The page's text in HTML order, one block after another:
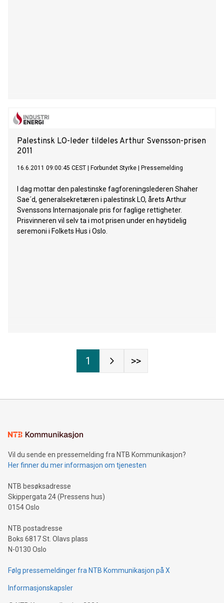
Palestinsk LO-leder tildeles Arthur Svensson-prisen
2011
16.6.2011 09:00:45 CEST Forbundet Styrke Pressemelding
I dag mottar den palestinske fagforeningslederen Shaher
Sae´d, generalsekretæren i palestinsk LO, årets Arthur
Svenssons Internasjonale pris for faglige rettigheter.
Prisvinneren vil selv ta i mot prisen under en høytidelig
seremoni i Folkets Hus i Oslo.
1 >>
Vil du sende en pressemelding fra NTB Kommunikasjon?
Her finner du mer informasjon om tjenesten
NTB besøksadresse
Skippergata 24 (Pressens hus)
0154 Oslo
NTB postadresse
Boks 6817 St. Olavs plass
N-0130 Oslo
Følg pressemeldinger fra NTB Kommunikasjon på X
Informasjonskapsler